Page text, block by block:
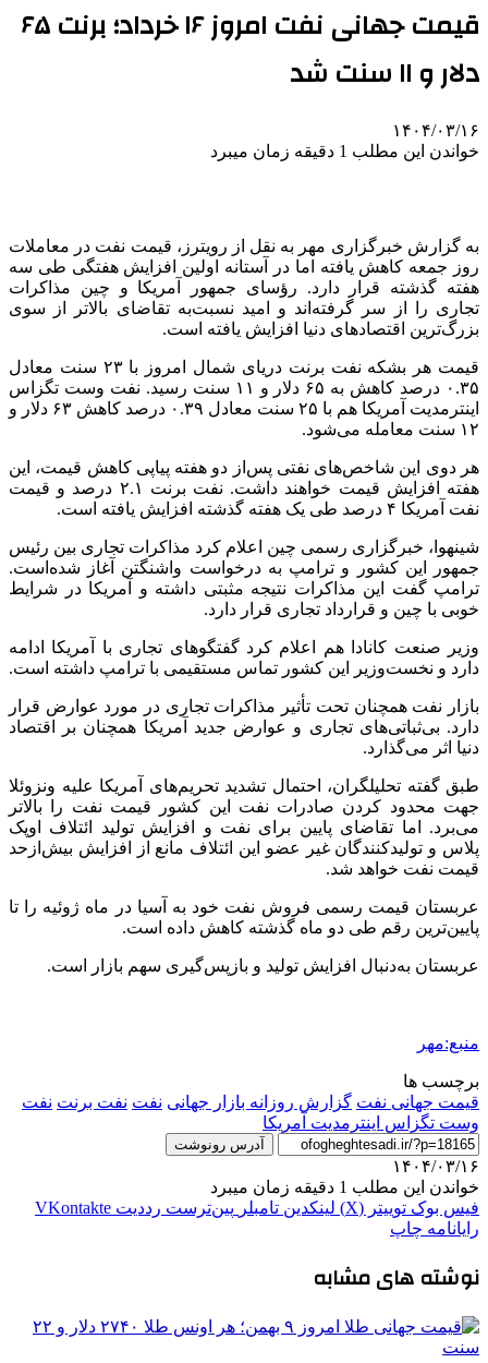
قیمت جهانی نفت امروز ۱۶ خرداد؛ برنت ۶۵
دلار و ۱۱ سنت شد
۱۴۰۴/۰۳/۱۶
خواندن این مطلب 1 دقیقه زمان میبرد
به گزارش خبرگزاری مهر به نقل از رویترز، قیمت نفت در معاملات
روز جمعه کاهش یافته اما در آستانه اولین افزایش هفتگی طی سه
هفته گذشته قرار دارد. رؤسای جمهور آمریکا و چین مذاکرات
تجاری را از سر گرفته‌اند و امید نسبت‌به تقاضای بالاتر از سوی
بزرگ‌ترین اقتصادهای دنیا افزایش یافته است.
قیمت هر بشکه نفت برنت
دریای شمال امروز با ۲۳ سنت معادل
۰.۳۵ درصد کاهش به ۶۵ دلار و ۱۱ سنت رسید. نفت
وست تگزاس
اینترمدیت
آمریکا هم با ۲۵ سنت معادل ۰.۳۹ درصد کاهش ۶۳ دلار و
۱۲ سنت معامله می‌شود.
هر دوی این شاخص‌های نفتی پس‌از دو هفته پیاپی کاهش قیمت، این
هفته افزایش قیمت خواهند داشت. نفت برنت
۲.۱ درصد و قیمت
نفت آمریکا ۴ درصد طی یک هفته گذشته افزایش یافته است.
شینهوا ، خبرگزاری رسمی چین اعلام کرد مذاکرات تجاری بین رئیس
جمهور این کشور و ترامپ به درخواست واشنگتن آغاز شده‌است.
ترامپ گفت این مذاکرات نتیجه مثبتی داشته و آمریکا در شرایط
خوبی با چین و قرارداد تجاری قرار دارد.
وزیر صنعت کانادا هم اعلام کرد گفتگوهای تجاری با آمریکا ادامه
دارد و نخست‌وزیر این کشور تماس مستقیمی با ترامپ داشته است.
بازار نفت همچنان تحت تأثیر مذاکرات تجاری در مورد عوارض قرار
دارد. بی‌ثباتی‌های تجاری و عوارض جدید آمریکا همچنان بر اقتصاد
دنیا اثر می‌گذارد.
طبق گفته تحلیلگران، احتمال تشدید تحریم‌های آمریکا علیه ونزوئلا
جهت محدود کردن صادرات نفت این کشور قیمت نفت را بالاتر
می‌برد. اما تقاضای پایین برای نفت و افزایش تولید ائتلاف اوپک
پلاس و تولیدکنندگان غیر عضو این ائتلاف مانع از افزایش بیش‌ازحد
قیمت نفت خواهد شد.
عربستان قیمت رسمی فروش نفت خود به آسیا در ماه ژوئیه را تا
پایین‌ترین رقم طی دو ماه گذشته کاهش داده است.
عربستان به‌دنبال افزایش تولید و بازپس‌گیری سهم بازار است.
منبع:مهر
برچسب ها
قیمت جهانی نفت گزارش روزانه بازار جهانی نفت نفت برنت نفت
وست تگزاس اینترمدیت آمریکا
آدرس رونوشت
۱۴۰۴/۰۳/۱۶
خواندن این مطلب 1 دقیقه زمان میبرد
فیس بوک توییتر (X) لینکدین ‫تامبلر ‫پین‌ترست ‫رددیت ‫VKontakte
رایانامه چاپ
نوشته های مشابه